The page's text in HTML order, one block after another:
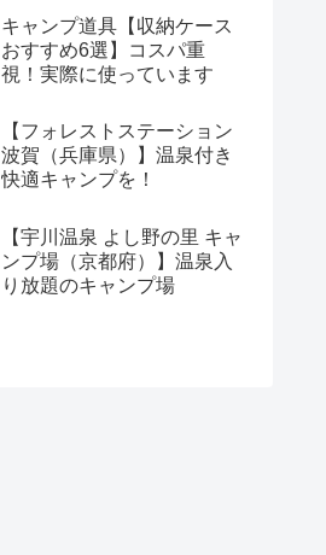
キャンプ道具【収納ケース
おすすめ6選】コスパ重
視！実際に使っています
【フォレストステーション
波賀（兵庫県）】温泉付き
快適キャンプを！
【宇川温泉 よし野の里 キャ
ンプ場（京都府）】温泉入
り放題のキャンプ場